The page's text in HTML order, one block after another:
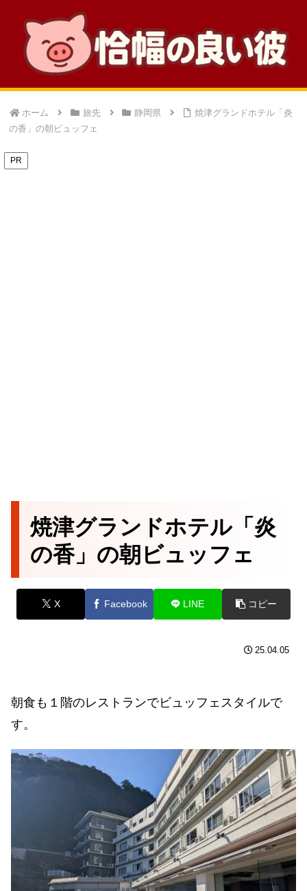
ホーム 旅先 静岡県
焼津グランドホテル「炎
の香」の朝ビュッフェ
PR
焼津グランドホテル「炎
の香」の朝ビュッフェ
X Facebook LINE コピー
25.04.05
朝食も１階のレストランでビュッフェスタイルで
す。